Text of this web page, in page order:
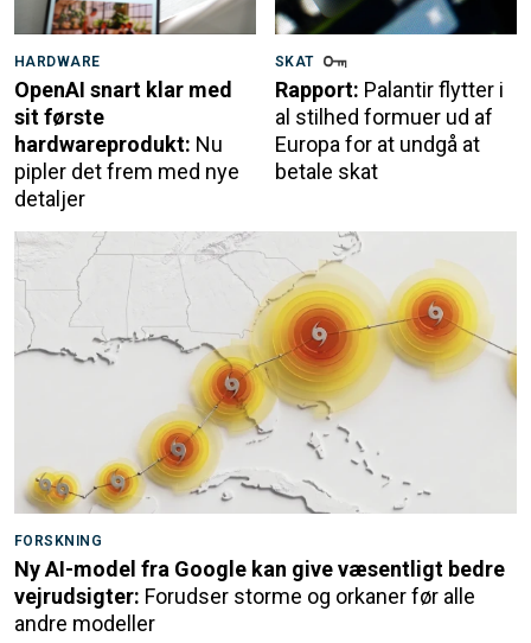
HARDWARE
OpenAI snart klar med
sit første
hardwareprodukt: Nu
pipler det frem med nye
detaljer
SKAT
Rapport: Palantir flytter i
al stilhed formuer ud af
Europa for at undgå at
betale skat
FORSKNING
Ny AI-model fra Google kan give væsentligt bedre
vejrudsigter: Forudser storme og orkaner før alle
andre modeller